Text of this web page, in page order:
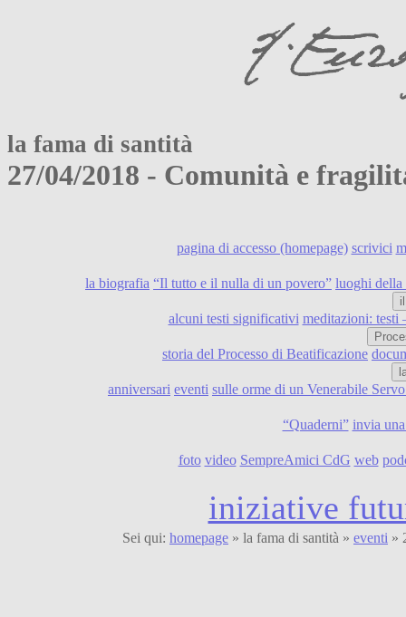
la fama di santità
27/04/2018 - Comunità e
pagina di accesso (homepage) scrivici
la biografia “Il tutto e il nulla di un povero” luoghi della
alcuni testi significativi meditazioni: testi
storia del Processo di Beatificazione
anniversari eventi sulle orme di un Venerabile
“Quaderni” invia
foto video SempreAmici CdG web
iniziative
Sei qui: homepage » la fama di santità » eventi »